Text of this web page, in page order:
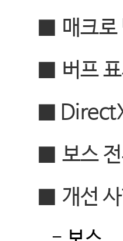
■ 매크로
■ 버프
■
■ 보스
■ 개선